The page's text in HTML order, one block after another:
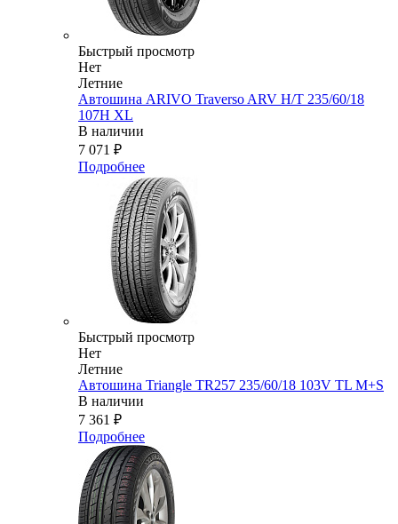
Быстрый просмотр
Нет
Летние
Автошина ARIVO Traverso ARV H/T 235/60/18
107H XL
В наличии
7 071 ₽
Подробнее
Быстрый просмотр
Нет
Летние
Автошина Triangle TR257 235/60/18 103V TL M+S
В наличии
7 361 ₽
Подробнее